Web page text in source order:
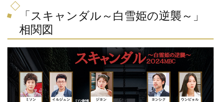
「スキャンダル～白雪姫の逆襲～」
相関図